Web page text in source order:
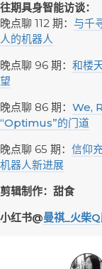
往期具身智能访谈：
晚点聊 112 期： 与千
人的机器人
晚点聊 96 期： 和楼
望
晚点聊 86 期： We,
“Optimus”的门道
晚点聊 65 期： 信仰
机器人新进展
剪辑制作：甜食
小红书@曼祺_火柴Q